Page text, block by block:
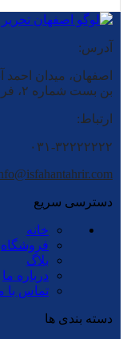
آدرس:
اصفهان، میدان احمد
بن بست شماره ۲، فروشگاه بزرگ اصفهان تحریر
ارتباط:
۰۳۱-۳۲۲۲۲۲۲۲
دسترسی سریع
خانه
فروشگاه
بلاگ
درباره ما
تماس با
دسته بندی ها